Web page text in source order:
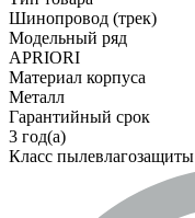
Шинопровод (трек)
Модельный ряд
APRIORI
Материал корпуса
Металл
Гарантийный срок
3 год(а)
Класс пылевлагозащиты